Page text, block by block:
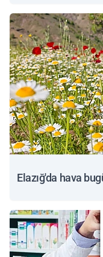
Elazığ'da hava